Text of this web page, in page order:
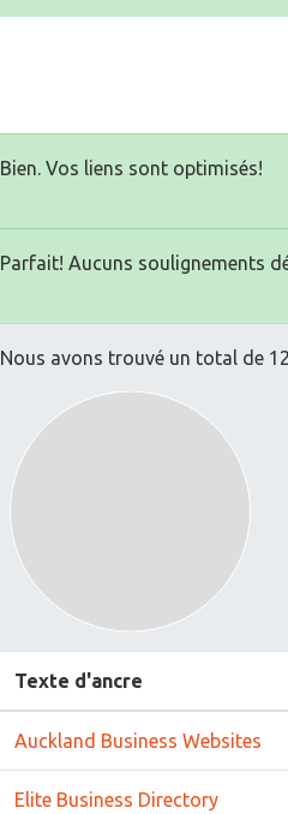
Bien. Vos liens sont optimisés!
Parfait! Aucuns soulignements
Nous avons trouvé un total de
Texte d'ancre
Auckland Business Websites
Elite Business Directory